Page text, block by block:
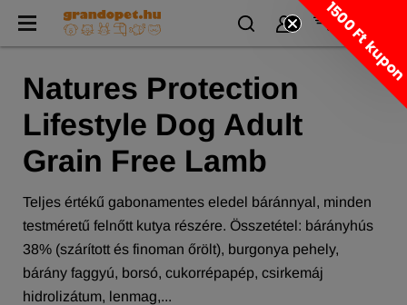
Natures Protection
Lifestyle Dog Adult
Grain Free Lamb
Teljes értékű gabonamentes eledel báránnyal, minden
testméretű felnőtt kutya részére. Összetétel: bárányhús
38% (szárított és finoman őrölt), burgonya pehely,
bárány faggyú, borsó, cukorrépapép, csirkemáj
hidrolizátum, lenmag,...
1500 Ft